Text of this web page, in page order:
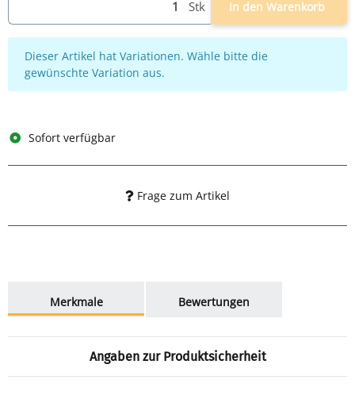
Stk In den Warenkorb
x
Dieser Artikel hat Variationen. Wähle bitte die
gewünschte Variation aus.
Sofort verfügbar
Frage zum Artikel
Merkmale
Bewertungen
Angaben zur Produktsicherheit